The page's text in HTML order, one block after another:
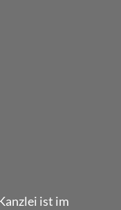
ist im